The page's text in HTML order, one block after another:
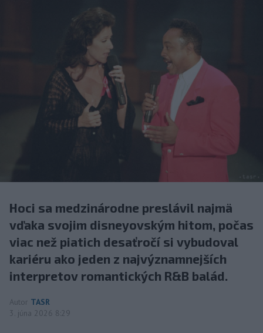
Hoci sa medzinárodne preslávil najmä
vďaka svojim disneyovským hitom, počas
viac než piatich desaťročí si vybudoval
kariéru ako jeden z najvýznamnejších
interpretov romantických R&B balád.
Autor TASR
3. júna 2026 8:29